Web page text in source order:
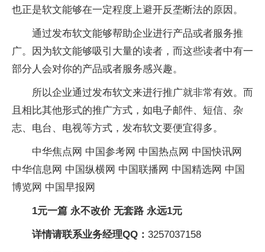
也正是软文能够在一定程度上避开反垄断法的原因。
通过发布软文能够帮助企业进行产品或者服务推
广。因为软文能够吸引大量的读者，而这些读者中有一
部分人会对你的产品或者服务感兴趣。
所以企业通过发布软文来进行推广就非常有效。而
且相比其他形式的推广方式，如电子邮件、短信、杂
志、电台、电视等方式，发布软文要便宜得多。
中华焦点网 中国参考网 中国热点网 中国快讯网
中华信息网 中国纵横网 中国联播网 中国精选网 中国
博览网 中国早报网
1元一篇 永不改价 无套路 永远1元
详情请联系业务经理QQ： 3257037158